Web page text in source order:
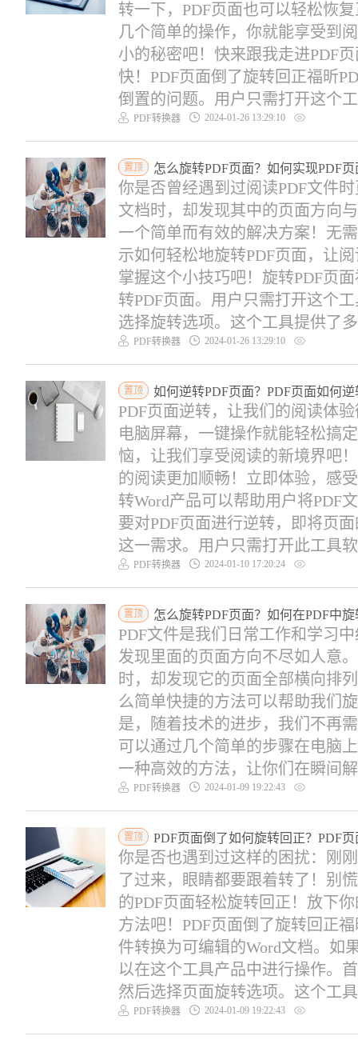
转一下，PDF页面也可以轻松恢
几个简单的操作，你就能享受到
小的秘密吧！快来跟我走进PDF
快！PDF页面倒了旋转回正福昕
倒置的问题。用户只需打开这个
PDF转换器 2024-01-26 13:29:10
置顶 怎么旋转PDF页面？如何实现PDF
你是否曾经遇到过阅读PDF文件
文档时，却发现其中的页面方向
一个简单而有效的解决方案！无
示如何轻松地旋转PDF页面，让
掌握这个小技巧吧！旋转PDF页
转PDF页面。用户只需打开这个
选择旋转选项。这个工具提供了
PDF转换器 2024-01-26 13:29:10
置顶 如何逆转PDF页面？PDF页面如何逆
PDF页面逆转，让我们的阅读体
电脑屏幕，一键操作就能轻松搞
恼，让我们享受阅读的新境界吧
的阅读更加顺畅！立即体验，感
转Word产品可以帮助用户将PDF
要对PDF页面进行逆转，即将页
这一需求。用户只需打开此工具
PDF转换器 2024-01-10 17:20:24
置顶 怎么旋转PDF页面？如何在PDF中
PDF文件是我们日常工作和学习
发现里面的页面方向不尽如人意
时，却发现它的页面全部横向排
么简单快捷的方法可以帮助我们
是，随着技术的进步，我们不再
可以通过几个简单的步骤在电脑
一种高效的方法，让你们在瞬间
PDF转换器 2024-01-09 19:22:43
置顶 PDF页面倒了如何旋转回正？PDF
你是否也遇到过这样的困扰：刚
了过来，眼睛都要跟着转了！别
的PDF页面轻松旋转回正！放下
方法吧！PDF页面倒了旋转回正
件转换为可编辑的Word文档。如
以在这个工具产品中进行操作。
然后选择页面旋转选项。这个工
PDF转换器 2024-01-09 19:22:43